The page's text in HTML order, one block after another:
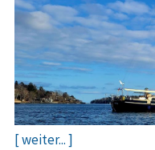
[ weiter... ]